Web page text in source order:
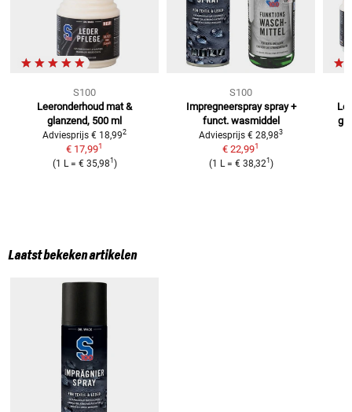
S100
Leeronderhoud mat &
glanzend, 500 ml
Adviesprijs € 18,992
€ 17,991
(1 L = € 35,981 )
S100
Impregneerspray spray +
funct. wasmiddel
Adviesprijs € 28,983
€ 22,991
(1 L = € 38,321 )
Laatst bekeken artikelen